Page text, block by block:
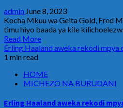
admin June 8, 2023
Kocha Mkuu wa Geita Gold, Fred
timu hiyo baada ya kile
Read More
Erling Haaland aweka rekodi mpya
1 min read
HOME
MICHEZO NA BURUDANI
Erling Haaland aweka rekodi